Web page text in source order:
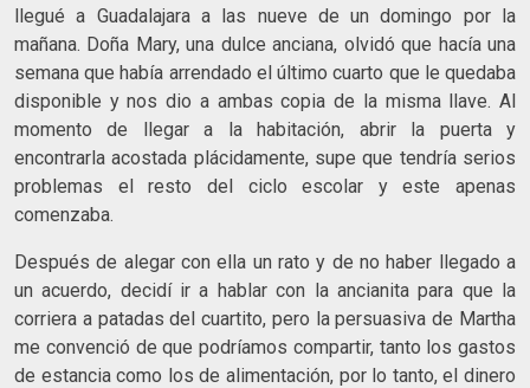
llegué a Guadalajara a las nueve de un domingo por la
mañana. Doña Mary, una dulce anciana, olvidó que hacía una
semana que había arrendado el últi­mo cuarto que le quedaba
disponible y nos dio a ambas copia de la misma llave. Al
momento de llegar a la habitación, abrir la puerta y
encontrarla acostada plácidamente, supe que tendría serios
pro­blemas el resto del ciclo escolar y este apenas
comenzaba.
Después de alegar con ella un rato y de no haber llegado a
un acuerdo, decidí ir a hablar con la ancianita para que la
corriera a patadas del cuartito, pero la persuasiva de Martha
me convenció de que podríamos compartir, tanto los gastos
de estancia como los de alimentación, por lo tanto, el dinero